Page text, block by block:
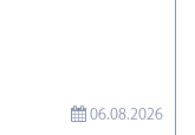
06.08.2026